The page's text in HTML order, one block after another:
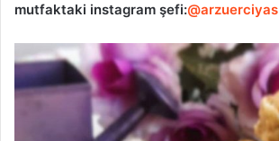
mutfaktaki instagram şefi:@arzuerciyas